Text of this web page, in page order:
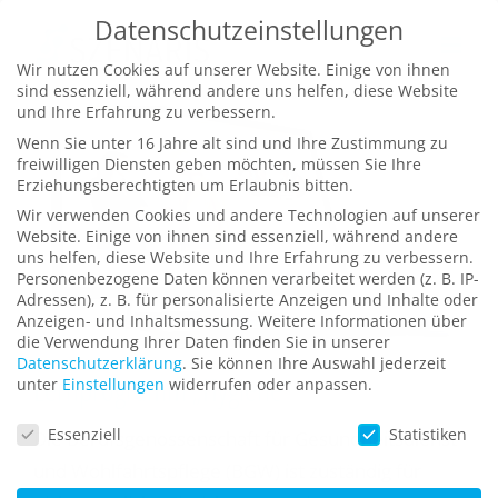
springen
Lernprogramm „Hygiene“
Die Berufsgenossenschaft für Gesundheitsdienst
Datenschutzeinstellungen
Wir nutzen Cookies auf unserer Website. Einige von ihnen
sind essenziell, während andere uns helfen, diese Website
und Ihre Erfahrung zu verbessern.
Wenn Sie unter 16 Jahre alt sind und Ihre Zustimmung zu
freiwilligen Diensten geben möchten, müssen Sie Ihre
Erziehungsberechtigten um Erlaubnis bitten.
Wir verwenden Cookies und andere Technologien auf unserer
Website. Einige von ihnen sind essenziell, während andere
uns helfen, diese Website und Ihre Erfahrung zu verbessern.
Personenbezogene Daten können verarbeitet werden (z. B. IP-
Adressen), z. B. für personalisierte Anzeigen und Inhalte oder
Anzeigen- und Inhaltsmessung. Weitere Informationen über
die Verwendung Ihrer Daten finden Sie in unserer
Datenschutzerklärung. Sie können Ihre Auswahl jederzeit
unter Einstellungen widerrufen oder anpassen.
Datenschutzeinstellungen
Essenziell Statistiken